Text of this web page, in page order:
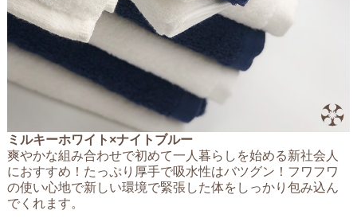
ミルキーホワイト×ナイトブルー
爽やかな組み合わせで初めて一人暮らしを始める新社会人
におすすめ！たっぷり厚手で吸水性はバツグン！フワフワ
の使い心地で新しい環境で緊張した体をしっかり包み込ん
でくれます。